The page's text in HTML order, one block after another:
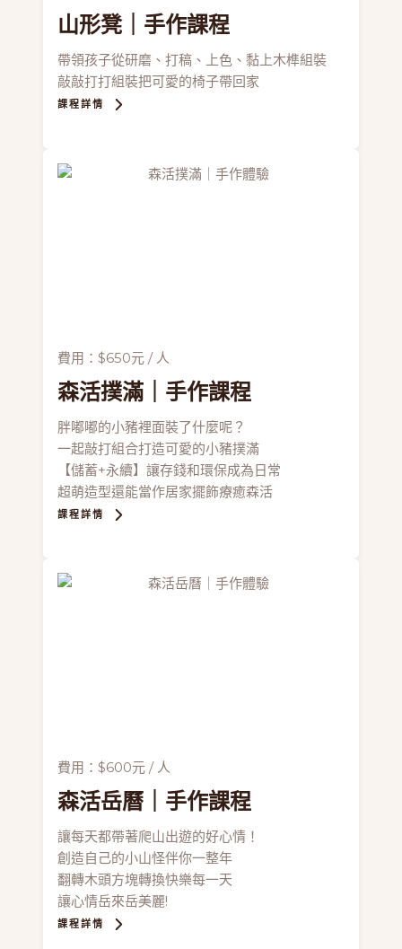
山形凳｜手作課程
帶領孩子從研磨、打稿、上色、黏上木榫組裝
敲敲打打組裝把可愛的椅子帶回家
課程詳情
費用：$650元 / 人
森活撲滿 ｜手作課程
胖嘟嘟的小豬裡面裝了什麼呢？
一起敲打組合打造可愛的小豬撲滿
【儲蓄+永續】讓存錢和環保成為日常
超萌造型還能當作居家擺飾療癒森活
課程詳情
費用：$600元 / 人
森活岳曆 ｜手作課程
讓每天都帶著爬山出遊的好心情！
創造自己的小山怪伴你一整年
翻轉木頭方塊轉換快樂每一天
讓心情岳來岳美麗!
課程詳情